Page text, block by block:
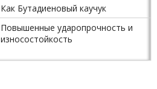
Как Бутадиеновый каучук
Повышенные ударопрочность и
износостойкость